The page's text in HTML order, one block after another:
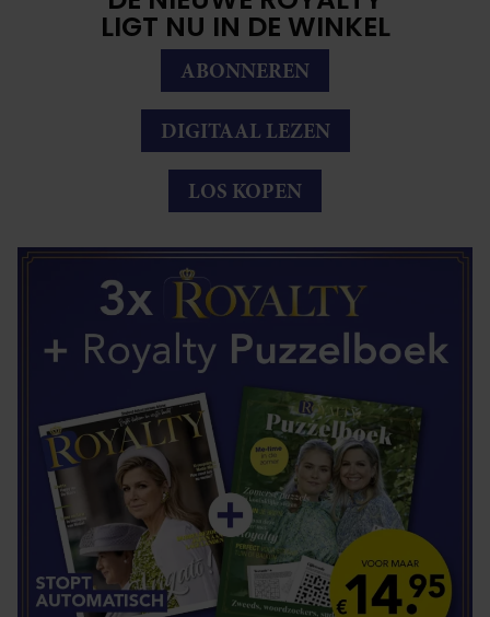
LIGT NU IN DE WINKEL
ABONNEREN
DIGITAAL LEZEN
LOS KOPEN